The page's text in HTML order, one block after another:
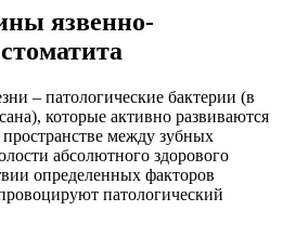
язвенно-
– патологические бактерии (в
которые активно развиваются
между зубных
абсолютного здорового
определенных факторов
патологический